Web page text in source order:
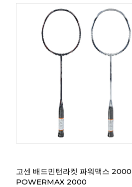
고센 배드민턴라켓 파워맥스 2000
POWERMAX 2000